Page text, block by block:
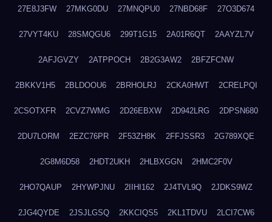
27E8J3FW 27MKG0DU 27MNQPU0 27NBD68F 27O3D674
27VYT4KU 28SMQGU6 299T1G15 2A01R6QT 2AAYZL7V
2AFJGVZY 2ATPPOCH 2B2G3AW2 2BFZFCNW
2BKKV1H5 2BLDOOU6 2BRHOLRJ 2CKA0HWT 2CRELPQI
2CSOTXFR 2CVZ7WMG 2D26EBXW 2D942LRG 2DPSN680
2DU7LORM 2EZC76PR 2F53ZH8K 2FFJSSR3 2G789XQE
2G8M6D58 2HDT2UKH 2HLBXGGN 2HMC2F0V
2HO7QAUP 2HYWPJNU 2IIHI162 2J4TVL9Q 2JDKS9WZ
2JG4QYDE 2JSJLGSQ 2KKCIQS5 2KL1TDVU 2LCI7CW6